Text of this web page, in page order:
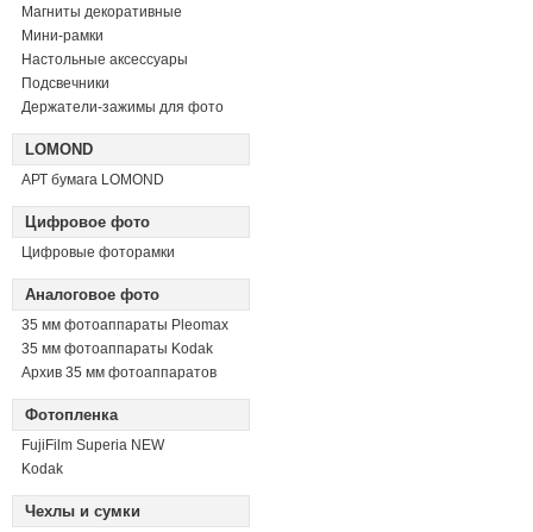
Магниты декоративные
Мини-рамки
Настольные аксессуары
Подсвечники
Держатели-зажимы для фото
LOMOND
АРТ бумага LOMOND
Цифровое фото
Цифровые фоторамки
Аналоговое фото
35 мм фотоаппараты Pleomax
35 мм фотоаппараты Kodak
Архив 35 мм фотоаппаратов
Фотопленка
FujiFilm Superia NEW
Kodak
Чехлы и сумки